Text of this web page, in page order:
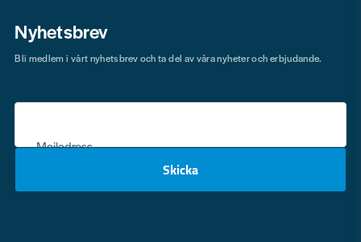
Nyhetsbrev
Mejladress
Skicka
Bli medlem i vårt nyhetsbrev och ta del av våra nyheter och erbjudande.